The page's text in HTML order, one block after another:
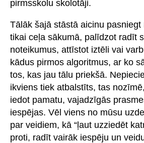
pirmsskolu skolotāji.
Tālāk šajā stāstā aicinu
tikai ceļa sākumā, palīdzot radīt
noteikumus, attīstot iztēli vai
kādus pirmos algoritmus, ar ko
tos, kas jau tālu priekšā.
ikviens tiek atbalstīts, tas
iedot pamatu, vajadzīgās
iespējas. Vēl viens no mūsu
par veidiem, kā “ļaut uzziedēt
proti, radīt vairāk iespēju un